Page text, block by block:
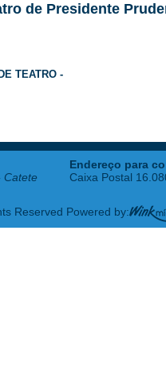
de Presidente
TEATRO -
Catete
Endereço para
Caixa Postal
Reserved Powered by: